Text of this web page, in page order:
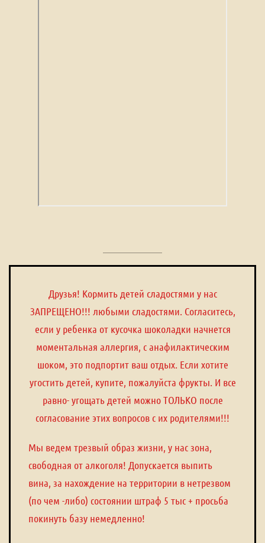
Друзья! Кормить детей сладостями у нас
ЗАПРЕЩЕНО!!! любыми сладостями. Согласитесь,
если у ребенка от кусочка шоколадки начнется
моментальная аллергия, с анафилактическим
шоком, это подпортит ваш отдых. Если хотите
угостить детей, купите, пожалуйста фрукты. И все
равно- угощать детей можно ТОЛЬКО после
согласование этих вопросов с их родителями!!!
Мы ведем трезвый образ жизни, у нас зона,
свободная от алкоголя! Допускается выпить
вина, за нахождение на территории в нетрезвом
(по чем -либо) состоянии штраф 5 тыс + просьба
покинуть базу немедленно!